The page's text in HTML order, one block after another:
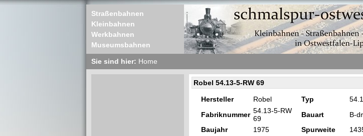
Straßenbahnen
Kleinbahnen
Werkbahnen
Museumsbahnen
Sie sind hier: Home
Robel 54.13-5-RW 69
Hersteller Robel Typ
Fabriknummer 54.13-5-RW
69
Bauart B-
Baujahr
1975 Spurweite